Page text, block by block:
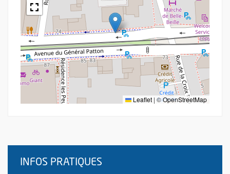
Leaflet | ©OpenStreetMap
INFOS PRATIQUES